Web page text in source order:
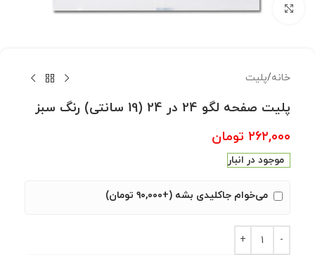
بزرگنمایی تصویر
خانه/پلیت
پلیت صفحه لگو 24 در 24 (19 سانتی) رنگ سبز
۲۶۲,۰۰۰ تومان
موجود در انبار
می‌خوام جاکلیدی بشه (+۹۰,۰۰۰ تومان)